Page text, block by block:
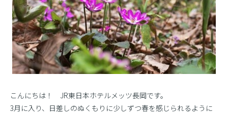
こんにちは！ JR東日本ホテルメッツ長岡です。
3月に入り、日差しのぬくもりに少しずつ春を感じられるように